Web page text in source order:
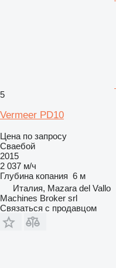
5
Vermeer PD10
Цена по запросу
Сваебой
2015
2 037 м/ч
Глубина копания 6 м
Италия, Mazara del Vallo
Machines Broker srl
Связаться с продавцом